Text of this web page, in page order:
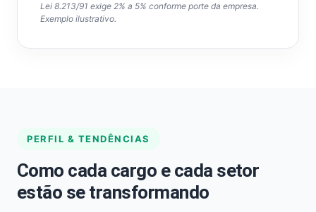
Lei 8.213/91 exige 2% a 5% conforme porte da empresa.
Exemplo ilustrativo.
PERFIL & TENDÊNCIAS
Como cada cargo e cada setor
estão se transformando